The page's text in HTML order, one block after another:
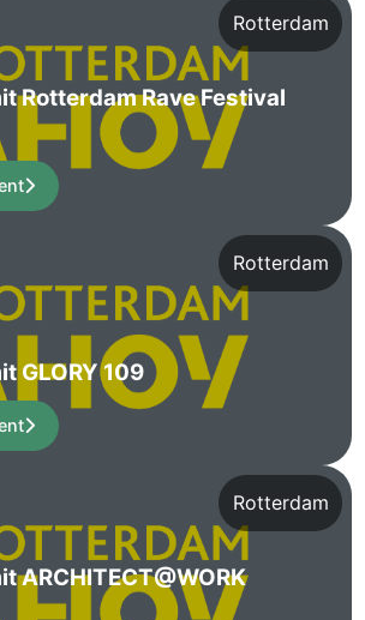
Rotterdam
Rotterdam Rave Festival
Rotterdam
GLORY 109
Rotterdam
ARCHITECT@WORK